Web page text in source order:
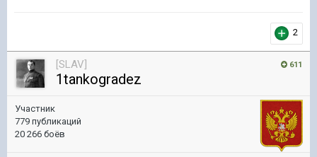
2
611
[SLAV]
1tankogradez
Участник
779 публикаций
20 266 боёв